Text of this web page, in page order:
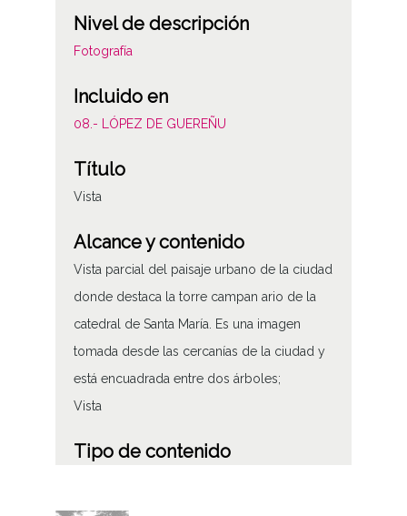
Nivel de descripción
Fotografía
Incluido en
08.- LÓPEZ DE GUEREÑU
Título
Vista
Alcance y contenido
Vista parcial del paisaje urbano de la ciudad
donde destaca la torre campan ario de la
catedral de Santa María. Es una imagen
tomada desde las cercanías de la ciudad y
está encuadrada entre dos árboles;
Vista
Tipo de contenido